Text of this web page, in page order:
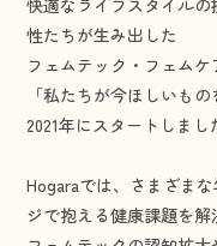
快適なライフスタイル
性たちが生み出した
フェムテック・フェムケ
「私たちが今ほしいも
2021年にスタートしまし
Hogaraでは、さまざま
ジで抱える健康課題を解